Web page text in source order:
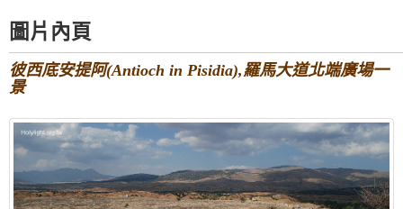
圖片內頁
彼西底安提阿(Antioch in Pisidia),羅馬大道北端廣場一
景